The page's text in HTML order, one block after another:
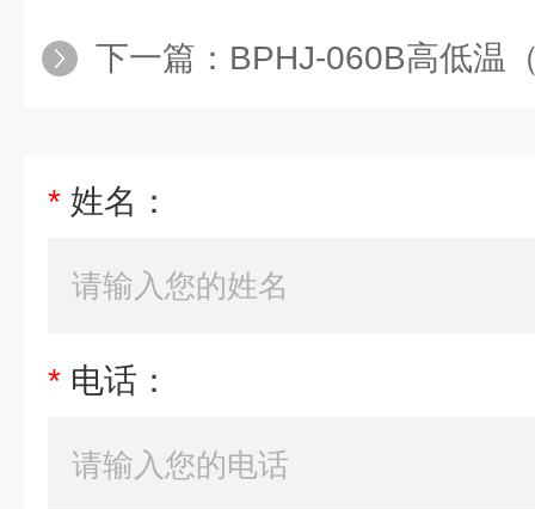
下一篇： BPHJ-060B高低温（交变）
* 姓名：
* 电话：